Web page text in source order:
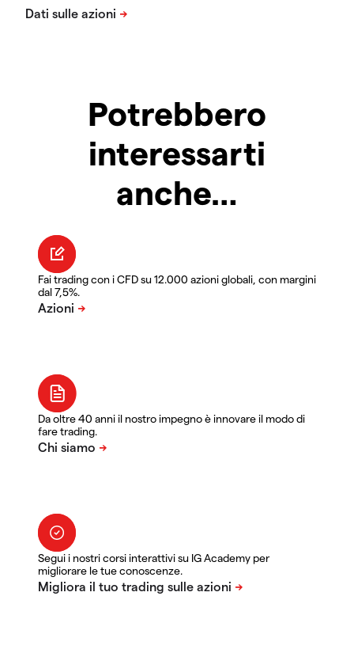
Potrebbero
interessarti
anche…
Fai trading con i CFD su 12.000 azioni globali, con margini
dal 7,5%.
Da oltre 40 anni il nostro impegno è innovare il modo di
fare trading.
Segui i nostri corsi interattivi su IG Academy per
migliorare le tue conoscenze.